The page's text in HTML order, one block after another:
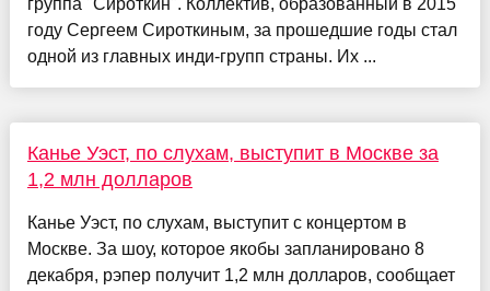
группа "Сироткин". Коллектив, образованный в 2015
году Сергеем Сироткиным, за прошедшие годы стал
одной из главных инди-групп страны. Их ...
Канье Уэст, по слухам, выступит в Москве за
1,2 млн долларов
Канье Уэст, по слухам, выступит с концертом в
Москве. За шоу, которое якобы запланировано 8
декабря, рэпер получит 1,2 млн долларов, сообщает